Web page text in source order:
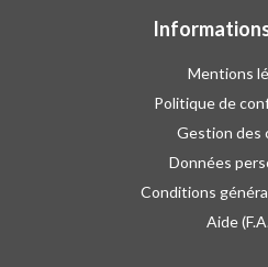
Mentions
Politique de
Gestion des
Données
Conditions
Aide